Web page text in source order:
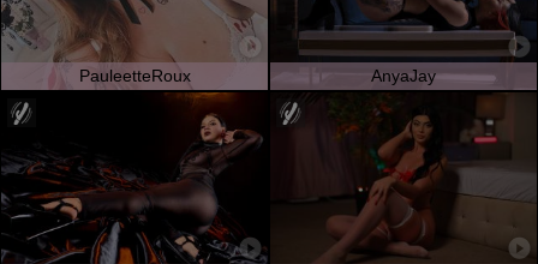
PauleetteRoux AnyaJay